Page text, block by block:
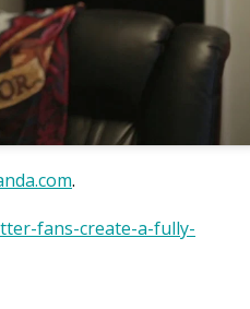
.
fans-create-a-fully-